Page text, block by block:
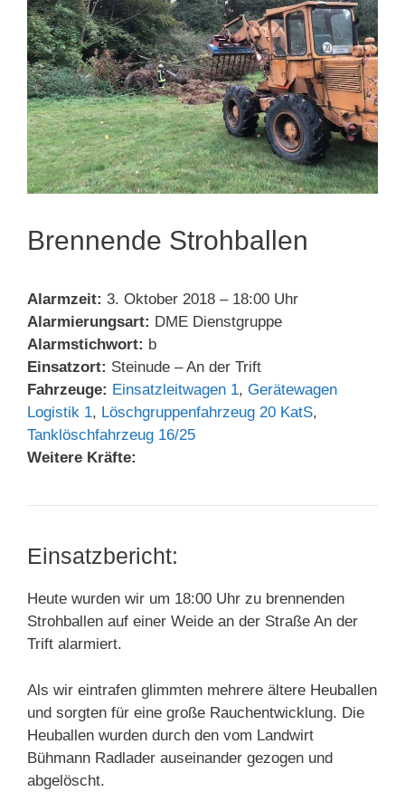
Brennende Strohballen
Alarmzeit: 3. Oktober 2018 – 18:00 Uhr
Alarmierungsart: DME Dienstgruppe
Alarmstichwort: b
Einsatzort: Steinude – An der Trift
Fahrzeuge: Einsatzleitwagen 1, Gerätewagen
Logistik 1, Löschgruppenfahrzeug 20 KatS,
Tanklöschfahrzeug 16/25
Weitere Kräfte:
Einsatzbericht:
Heute wurden wir um 18:00 Uhr zu brennenden
Strohballen auf einer Weide an der Straße An der
Trift alarmiert.
Als wir eintrafen glimmten mehrere ältere Heuballen
und sorgten für eine große Rauchentwicklung. Die
Heuballen wurden durch den vom Landwirt
Bühmann Radlader auseinander gezogen und
abgelöscht.